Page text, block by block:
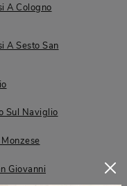
A Cologno
A Sesto San
Sul Naviglio
Giovanni